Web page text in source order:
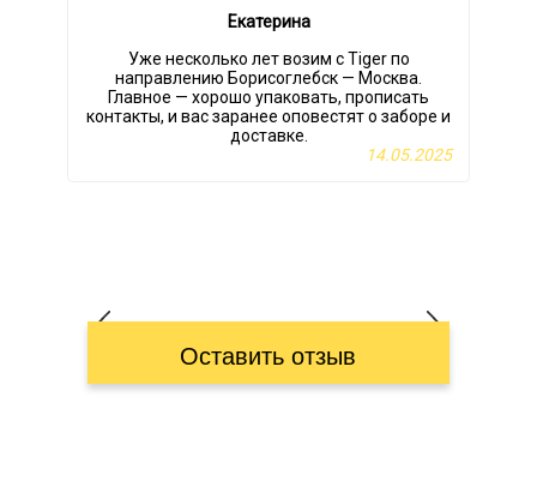
Екатерина
Уже несколько лет возим с Tiger по
направлению Борисоглебск — Москва.
Главное — хорошо упаковать, прописать
контакты, и вас заранее оповестят о заборе и
доставке.
14.05.2025
Оставить отзыв